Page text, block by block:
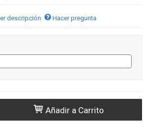
descripción Hacer pregunta
Añadir a Carrito